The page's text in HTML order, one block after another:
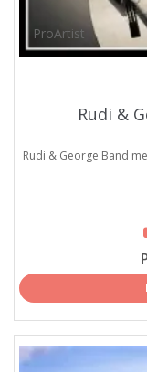
ProArtist
Rudi &
Rudi & George Band